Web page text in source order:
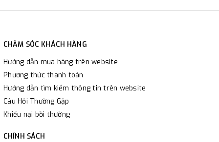
CHĂM SÓC KHÁCH HÀNG
Hướng dẫn mua hàng trên website
Phương thức thanh toán
Hướng dẫn tìm kiếm thông tin trên website
Câu Hỏi Thường Gặp
Khiếu nại bồi thường
CHÍNH SÁCH